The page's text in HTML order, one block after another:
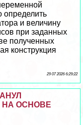
определить
и величину
при заданных
полученных
конструкция
29 07 2026 6:29:22
ОСНОВЕ